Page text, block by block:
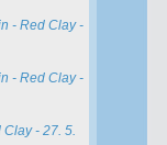
- Red Clay -
- Red Clay -
- 27. 5.